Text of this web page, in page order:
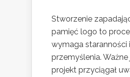
Stworzenie
pamięć logo to
wymaga staranności i
przemyślenia.
projekt przyciągał